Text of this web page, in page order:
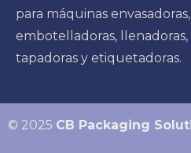
para máquinas envasadoras,
embotelladoras, llenadoras,
tapadoras y etiquetadoras.
© 2025 CB Packaging